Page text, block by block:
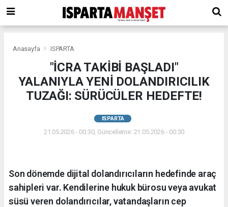
Anasayfa ISPARTA
"İCRA TAKİBİ BAŞLADI"
YALANIYLA YENİ DOLANDIRICILIK
TUZAĞI: SÜRÜCÜLER HEDEFTE!
ISPARTA
21.05.2026 - 00:30, Güncelleme: 21.05.2026 - 00:30
Son dönemde dijital dolandırıcıların hedefinde araç
sahipleri var. Kendilerine hukuk bürosu veya avukat
süsü veren dolandırıcılar, vatandaşların cep